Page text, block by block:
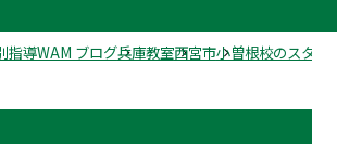
指導WAM ブログ兵庫教室西宮市小曽根校のスタッ